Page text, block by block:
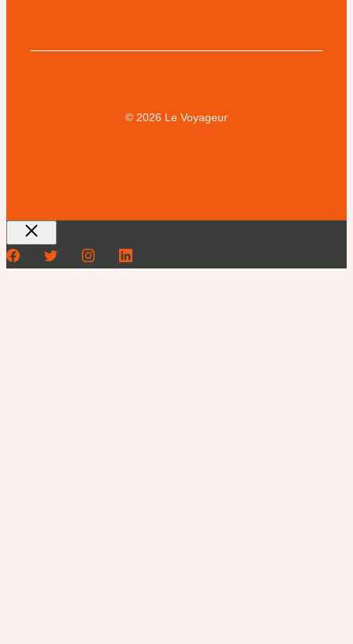
© 2026 Le Voyageur
Fermer